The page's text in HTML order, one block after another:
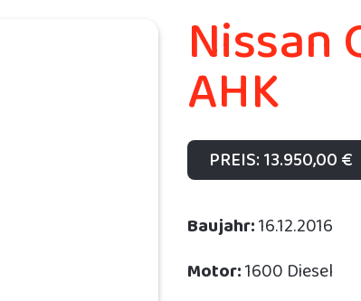
Nissan
AHK
PREIS: 13.950,00 €
Baujahr:16.12.2016
Motor:1600 Diesel